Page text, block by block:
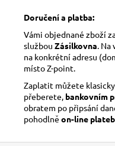
Doručení a platba:
Vámi objednané zboží
službou Zásilkovna .
na konkrétní adresu
místo Z-point.
Zaplatit můžete
přeberete, bankovním
obratem po připsání
pohodlně on-line